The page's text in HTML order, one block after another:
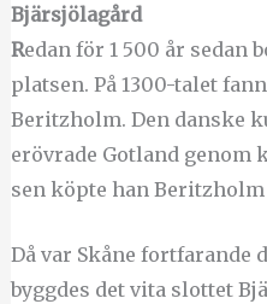
Bjärsjölagård
Redan för 1 500 år sedan
platsen. På 1300-talet
Beritzholm. Den danske
erövrade Gotland genom
sen köpte han Beritzholm
Då var Skåne fortfarande
byggdes det vita slottet